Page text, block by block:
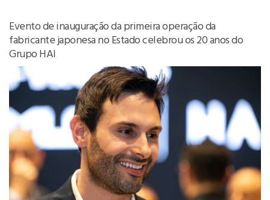
Evento de inauguração da primeira operação da
fabricante japonesa no Estado celebrou os 20 anos do
Grupo HAI